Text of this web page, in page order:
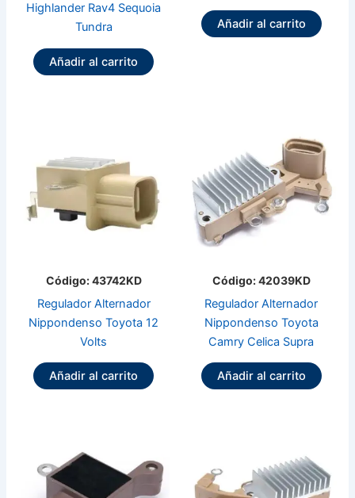
Highlander Rav4 Sequoia
Tundra
Añadir al carrito
Añadir al carrito
Código: 43742KD
Regulador Alternador
Nippondenso Toyota 12
Volts
Añadir al carrito
Código: 42039KD
Regulador Alternador
Nippondenso Toyota
Camry Celica Supra
Añadir al carrito